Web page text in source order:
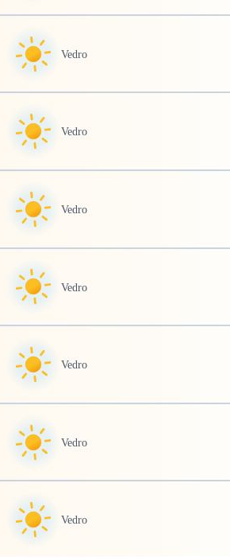
Vedro
Vedro
Vedro
Vedro
Vedro
Vedro
Vedro